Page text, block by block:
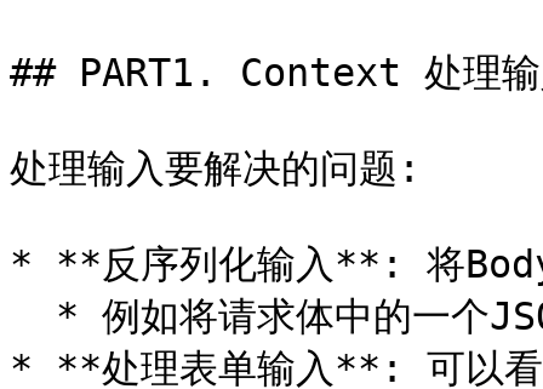
## PART1. Context 处理
处理输入要解决的问题:
* **反序列化输入**: 将Body
* **处理表单输入**: 可以看